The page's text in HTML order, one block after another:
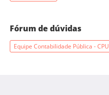
Fórum de dúvidas
Equipe Contabilidade Pública - CPU